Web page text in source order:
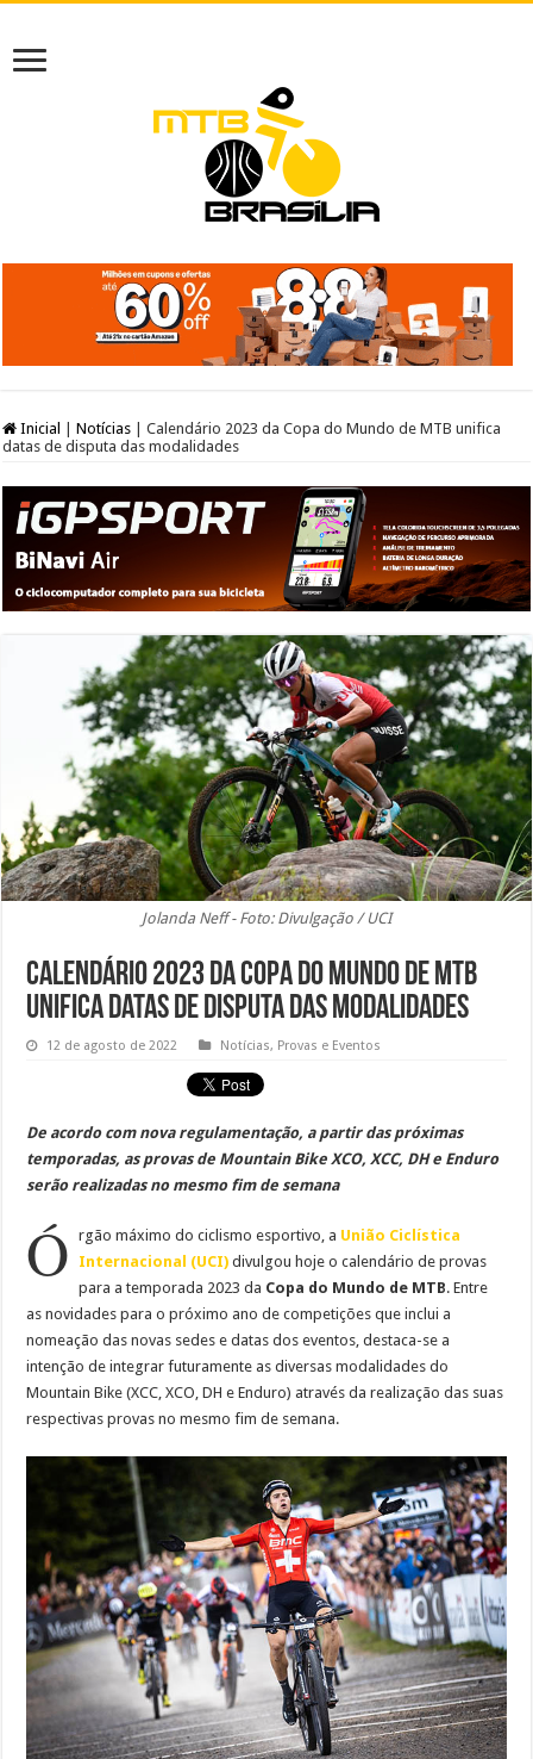
Inicial Notícias
Calendário 2023 da Copa do Mundo de MTB unifica
datas de disputa das modalidades
Jolanda Neff - Foto: Divulgação / UCI
Calendário 2023 da Copa do Mundo de MTB
unifica datas de disputa das modalidades
12 de agosto de 2022 Notícias, Provas e Eventos
De acordo com nova regulamentação, a partir das próximas
temporadas, as provas de Mountain Bike XCO, XCC, DH e Enduro
serão realizadas no mesmo fim de semana
Ó rgão máximo do ciclismo esportivo, a União Ciclística
Internacional (UCI) divulgou hoje o calendário de provas
para a temporada 2023 da Copa do Mundo de MTB. Entre
as novidades para o próximo ano de competições que inclui a
nomeação das novas sedes e datas dos eventos, destaca-se a
intenção de integrar futuramente as diversas modalidades do
Mountain Bike (XCC, XCO, DH e Enduro) através da realização das suas
respectivas provas no mesmo fim de semana.